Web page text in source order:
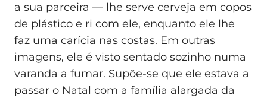
a sua parceira — lhe serve cerveja em copos
de plástico e ri com ele, enquanto ele lhe
faz uma carícia nas costas. Em outras
imagens, ele é visto sentado sozinho numa
varanda a fumar. Supõe-se que ele estava a
passar o Natal com a família alargada da